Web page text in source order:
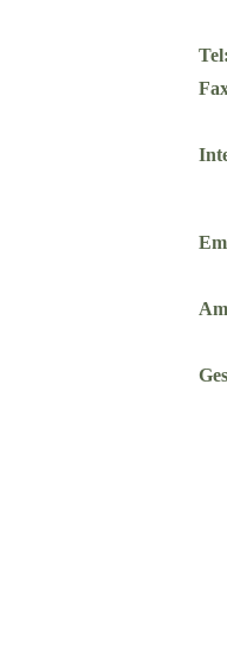
Tel: